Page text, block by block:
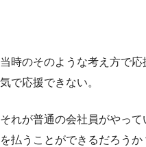
当時のそのような考え方で
気で応援できない。
それが普通の会社員がやっ
を払うことができるだろうか